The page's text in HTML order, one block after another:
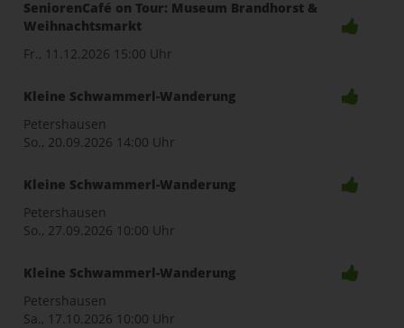
SeniorenCafé on Tour: Museum Brandhorst &
Weihnachtsmarkt
Fr., 11.12.2026 15:00 Uhr
Kleine Schwammerl-Wanderung
Petershausen
So., 20.09.2026 14:00 Uhr
Kleine Schwammerl-Wanderung
Petershausen
So., 27.09.2026 10:00 Uhr
Kleine Schwammerl-Wanderung
Petershausen
Sa., 17.10.2026 10:00 Uhr